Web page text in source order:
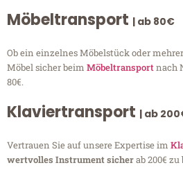
Möbeltransport | ab 80€
Ob ein einzelnes Möbelstück oder
Möbel sicher beim Möbeltransportnach
80€.
Klaviertransport | ab
Vertrauen Sie auf unsere Expertise im
wertvolles Instrument sicherab 200€